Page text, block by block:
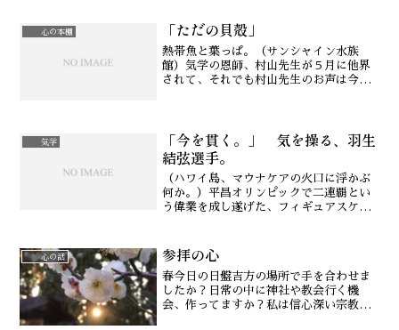
心の本棚 「ただの貝殻」
熱帯魚と葉っぱ。（サンシャイン水族
館）気学の恩師、村山先生が５月に他界
されて、それでも村山先生のお声は今も
大切な人、家族の死は辛いも...
気学
「今を貫く。」 気を操る、羽生
結弦選手。
（ハワイ島、マウナケアの火口に浮かぶ
何か。）平昌オリンピックで二連覇とい
う偉業を成し遂げた、フィギュアスケー
す。まさに「言霊の力」を感じずにはい
られません。羽生結弦さん...
心の話 参拝の心
春今日の日盤吉方の場所で手を合わせま
したか？日常の中に神社や教会行く機
会、作ってますか？私は信心深い宗教家